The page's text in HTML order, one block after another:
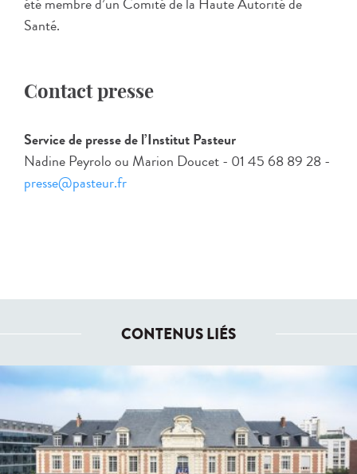
été membre d’un Comité de la Haute Autorité de
Santé.
Contact presse
Service de presse de l’Institut Pasteur
Nadine Peyrolo ou Marion Doucet - 01 45 68 89 28 -
presse@pasteur.fr
CONTENUS LIÉS